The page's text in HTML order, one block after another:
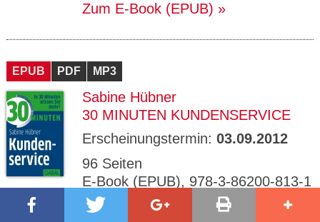
Zum E-Book (EPUB)
EPUB PDF MP3
Sabine Hübner
30 MINUTEN KUNDENSERVICE
Erscheinungstermin: 03.09.2012
96 Seiten
E-Book (EPUB), 978-3-86200-813-1
€ 7,99 (D)
| € 7,99 (A)